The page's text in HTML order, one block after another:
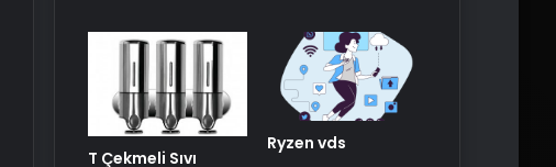
T Çekmeli Sıvı
Ryzen vds